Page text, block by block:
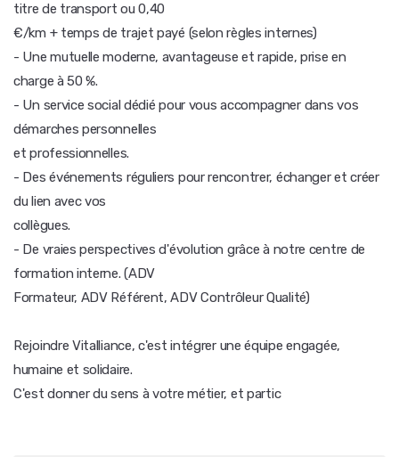
titre de transport ou 0,40
€/km + temps de trajet payé (selon règles internes)
- Une mutuelle moderne, avantageuse et rapide, prise en
charge à 50 %.
- Un service social dédié pour vous accompagner dans vos
démarches personnelles
et professionnelles.
- Des événements réguliers pour rencontrer, échanger et créer
du lien avec vos
collègues.
- De vraies perspectives d'évolution grâce à notre centre de
formation interne. (ADV
Formateur, ADV Référent, ADV Contrôleur Qualité)
Rejoindre Vitalliance, c'est intégrer une équipe engagée,
humaine et solidaire.
C'est donner du sens à votre métier, et partic